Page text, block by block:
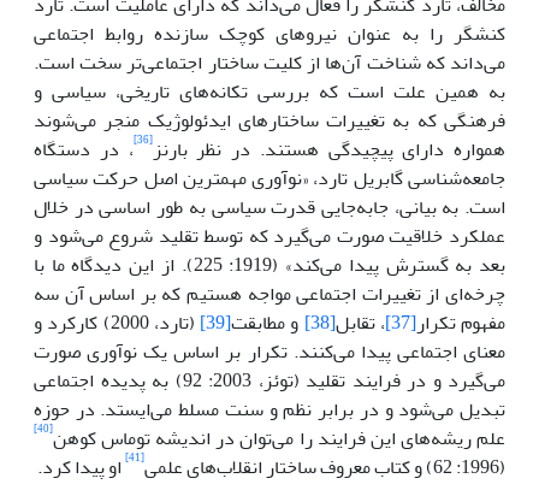
کنشگر را به عنوان نیروهای کوچک سازنده روابط اجتماعی
می‌داند که شناخت آن‌ها از کلیت ساختار اجتماعی‌تر سخت است.
به همین علت است که بررسی تکانه‌های تاریخی، سیاسی و
فرهنگی که به تغییرات ساختارهای ایدئولوژیک منجر می‌شوند
همواره دارای پیچیدگی هستند. در نظر بارنز[36]
، در دستگاه
جامعه‌شناسی گابریل تارد، «نوآوری مهمترین اصل حرکت سیاسی
است. به بیانی، جابه‌جایی قدرت سیاسی به طور اساسی در خلال
عملکرد خلاقیت صورت می‌گیرد که توسط تقلید شروع می‌شود و
بعد به گسترش پیدا می‌کند» (1919: 225). از این دیدگاه ما با
چرخه‌ای از تغییرات اجتماعی مواجه هستیم که بر اساس آن سه
مفهوم تکرار[37] ، تقابل[38] و مطابقت[39]
(تارد، 2000) کارکرد و
معنای اجتماعی پیدا می‌کنند. تکرار بر اساس یک نوآوری صورت
می‌گیرد و در فرایند تقلید (توئز، 2003: 92) به پدیده اجتماعی
تبدیل می‌شود و در برابر نظم و سنت مسلط می‌ایستد. در حوزه
علم ریشه‌های این فرایند را می‌توان در اندیشه توماس کوهن[40]
(1996: 62) و کتاب معروف ساختار انقلاب‌های علمی [41]
او پیدا کرد.